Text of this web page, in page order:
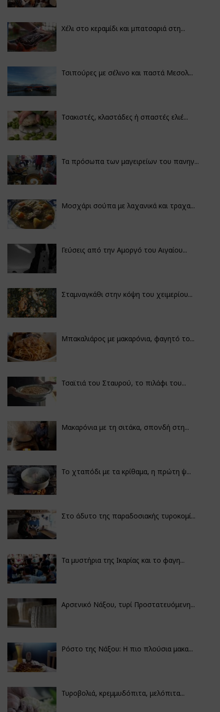
Χέλι στο κεραμίδι και μπατσαριά στη...
Τσιπούρες με σέλινο και παστά Μεσολ...
Τσακιστές, κλαστάδες ή σπαστές ελιέ...
Τα πρόσωπα των μαγειρείων του πανηγ...
Μοσχάρι σούπα με λαχανικά και τραχα...
Γεύσεις από την Αμοργό του Αιγαίου...
Σταμναγκάθι στην κόψη του χειμερίου...
Μπακαλιάρος με μακαρόνια, φαγητό το...
Τσαϊτιά του Σταυρού, το πιλάφι του...
Μακαρόνια με τη σιτάκα, σπονδή στη...
Το χταπόδι με τα κρίθαμα, η πρώτη ψ...
Στο άδυτο της παραδοσιακής τυροκομί...
Τα μυστήρια της Ικαρίας και το φαγη...
Αρσενικό Νάξου, τυρί Προστατευόμενη...
Ρόστο της Νάξου: Η πιο πλούσια μακα...
Τυροβολιά, κρεμμυδόπιτα, μελόπιτα...